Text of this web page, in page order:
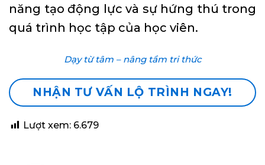
năng tạo động lực và sự hứng thú trong
quá trình học tập của học viên.
Dạy từ tâm – nâng tầm tri thức
NHẬN TƯ VẤN LỘ TRÌNH NGAY!
Lượt xem: 6.679